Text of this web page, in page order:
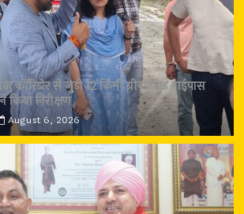
कॉरिडोर से जुड़ी 12 किमी ग्रीनफील्ड बाईपास
किया निरीक्षण
August 6, 2026